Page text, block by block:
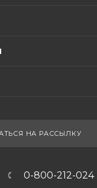
НА РАССЫЛКУ
0-800-212-024